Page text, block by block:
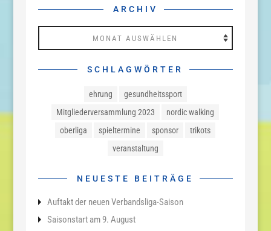
ARCHIV
SCHLAGWÖRTER
ehrung
gesundheitssport
Mitgliederversammlung 2023
nordic walking
oberliga
spieltermine sponsor
trikots
veranstaltung
NEUESTE BEITRÄGE
Auftakt der neuen Verbandsliga-Saison
Saisonstart am 9. August